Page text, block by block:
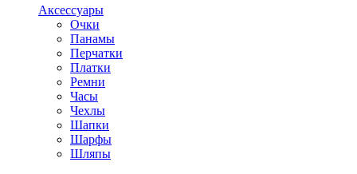
Аксессуары
Очки
Панамы
Перчатки
Платки
Ремни
Часы
Чехлы
Шапки
Шарфы
Шляпы